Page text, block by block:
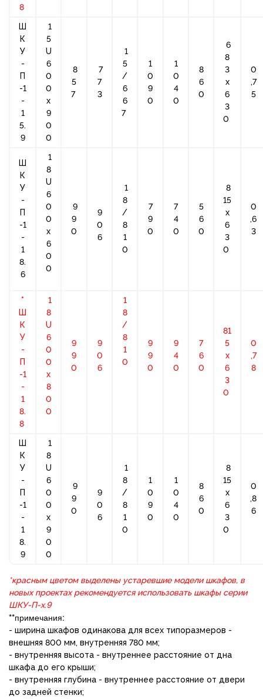
8
Ш
К
У
-
П
-1
-
1
5.
9
1
5
U
6
0
0
x
9
0
0
8
5
7
7
7
3
1
5
/
6
6
7
1
0
9
0
1
0
4
0
8
6
0
6
8
3
х
6
3
0
0
,7
5
Ш
К
У
-
П
-1
-
1
8.
6
1
8
U
6
0
0
x
6
0
0
9
9
0
9
0
6
1
8
/
8
1
0
7
9
0
7
4
0
5
6
0
8
15
х
6
3
0
0
,6
3
*
Ш
К
У
-
П
-1
-
1
8.
8
1
8
U
6
0
0
x
8
0
0
9
9
0
9
0
6
1
8
/
8
1
0
9
9
0
9
4
0
7
6
0
81
5
х
6
3
0
0
,7
8
Ш
К
У
-
П
-1
-
1
8.
9
1
8
U
6
0
0
x
9
0
0
9
9
0
9
0
6
1
8
/
8
1
0
1
0
9
0
1
0
4
0
8
6
0
8
15
х
6
3
0
0
,8
6
*красным цветом выделены устаревшие модели шкафов, в
новых проектах рекомендуется использовать шкафы серии
ШКУ-П-х.9
**примечания:
- ширина шкафов одинакова для всех типоразмеров -
внешняя 800 мм, внутренняя 780 мм;
- внутренняя высота - внутреннее расстояние от дна
шкафа до его крыши;
- внутренняя глубина - внутреннее расстояние от двери
до задней стенки;